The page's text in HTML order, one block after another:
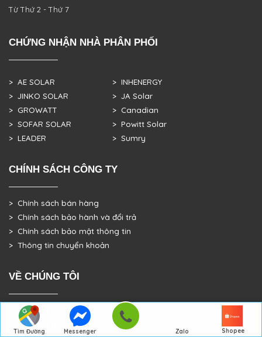
Tìm Đường
Messenger Zalo Shopee
Từ Thứ 2 - Thứ 7
CHỨNG NHẬN NHÀ PHÂN PHỐI
> AE SOLAR
> JINKO SOLAR
> GROWATT
> SOFAR SOLAR
> LEADER
> INHENERGY
> JA Solar
> Canadian
> Powitt Solar
> Sumry
CHÍNH SÁCH CÔNG TY
> Chính sách bán hàng
> Chính sách bảo hành và đổi trả
> Chính sách bảo mật thông tin
> Thông tin chuyển khoản
VỀ CHÚNG TÔI
> GIỚI THIỆU
> TRANG CHỦ